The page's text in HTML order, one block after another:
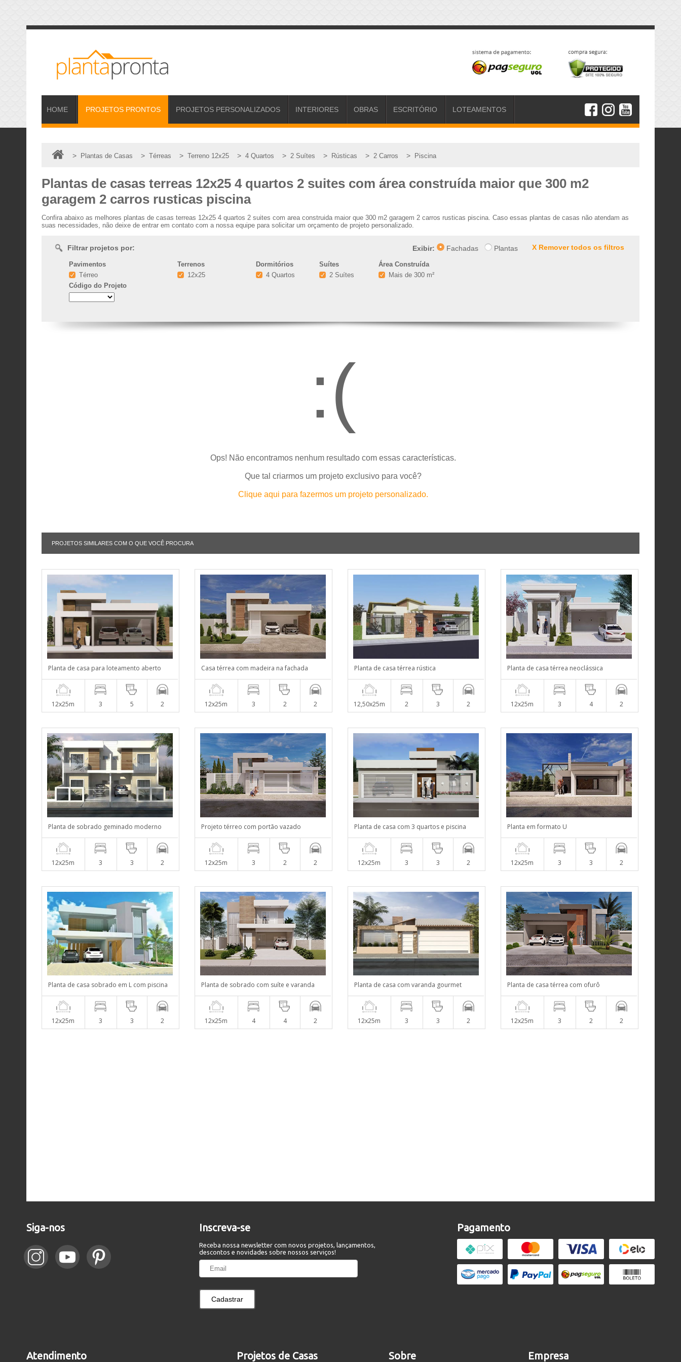
HOME PROJETOS PRONTOS PROJETOS PERSONALIZADOS INTERIORES OBRAS ESCRITÓRIO LOTEAMENTOS
> Plantas de Casas > Térreas > Terreno 12x25 > 4 Quartos > 2 Suítes > Rústicas > 2 Carros > Piscina
Plantas de casas terreas 12x25 4 quartos 2 suites com área construída maior que 300 m2
garagem 2 carros rusticas piscina
Confira abaixo as melhores plantas de casas terreas 12x25 4 quartos 2 suites com area construida maior que 300 m2 garagem 2 carros rusticas piscina. Caso essas plantas de casas não atendam as
suas necessidades, não deixe de entrar em contato com a nossa equipe para solicitar um orçamento de projeto personalizado.
X Remover todos os filtros
Filtrar projetos por: Exibir: Fachadas Plantas
Pavimentos
Térreo
Código do Projeto
Terrenos
12x25
Dormitórios
4 Quartos
Suítes
2 Suítes
Área Construída
Mais de 300 m²
:(
Ops! Não encontramos nenhum resultado com essas características.
Que tal criarmos um projeto exclusivo para você?
Clique aqui para fazermos um projeto personalizado.
PROJETOS SIMILARES COM O QUE VOCÊ PROCURA
Planta de casa para loteamento aberto
12x25m 3 5 2
Casa térrea com madeira na fachada
12x25m 3 2 2
Planta de casa térrea rústica
12,50x25m 2 3 2
Planta de casa térrea neoclássica
12x25m 3 4 2
Planta de sobrado geminado moderno
12x25m 3 3 2
Projeto térreo com portão vazado
12x25m 3 2 2
Planta de casa com 3 quartos e piscina
12x25m 3 3 2
Planta em formato U
12x25m 3 3 2
Planta de casa sobrado em L com piscina
12x25m 3 3 2
Planta de sobrado com suíte e varanda
12x25m 4 4 2
Planta de casa com varanda gourmet
12x25m 3 3 2
Planta de casa térrea com ofurô
12x25m 3 2 2
Siga-nos Inscreva-se
Receba nossa newsletter com novos projetos, lançamentos,
descontos e novidades sobre nossos serviços!
Cadastrar
Pagamento
Atendimento Projetos de Casas Sobre Empresa